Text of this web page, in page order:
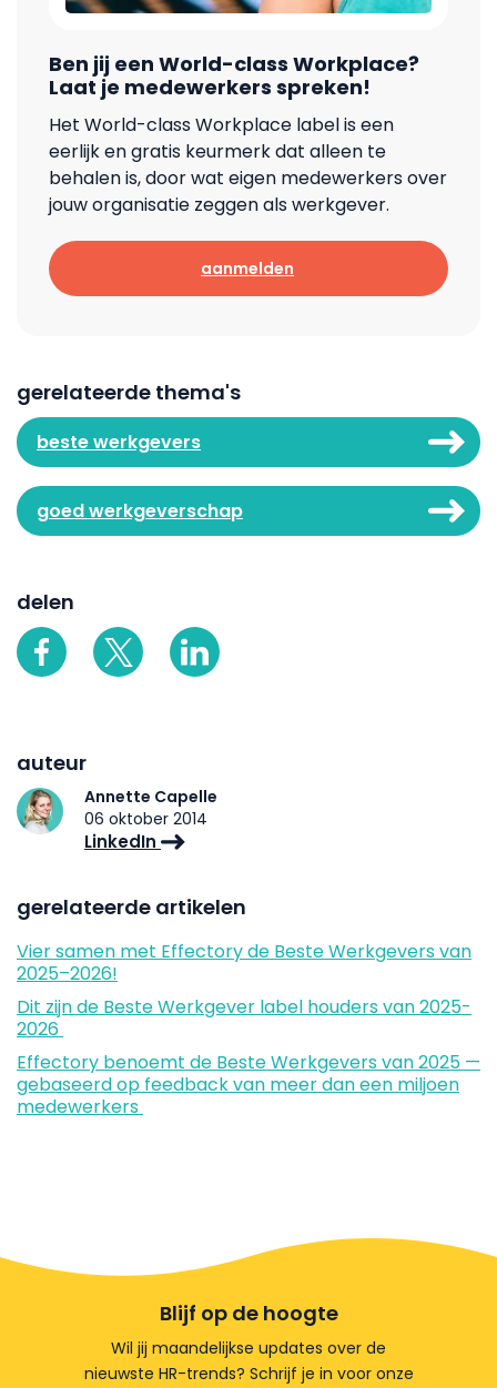
Ben jij een World-class Workplace?
Laat je medewerkers spreken!
Het World-class Workplace label is een
eerlijk en gratis keurmerk dat alleen te
behalen is, door wat eigen medewerkers over
jouw organisatie zeggen als werkgever.
aanmelden
gerelateerde thema's
beste werkgevers
goed werkgeverschap
delen
auteur
Annette Capelle
06 oktober 2014
LinkedIn
gerelateerde artikelen
Vier samen met Effectory de Beste Werkgevers van
2025–2026!
Dit zijn de Beste Werkgever label houders van 2025-
2026
Effectory benoemt de Beste Werkgevers van 2025 —
gebaseerd op feedback van meer dan een miljoen
medewerkers
Blijf op de hoogte
Wil jij maandelijkse updates over de
nieuwste HR-trends? Schrijf je in voor onze